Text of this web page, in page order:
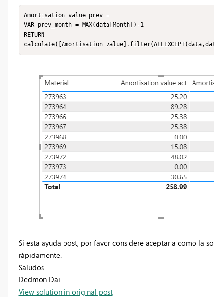
Amortisation value prev =
VAR prev_month = MAX(data[Month])-1
RETURN
calculate([Amortisation
Si esta ayuda post, por favor considere aceptarla como la
rápidamente.
Saludos
Dedmon Dai
View solution in original post